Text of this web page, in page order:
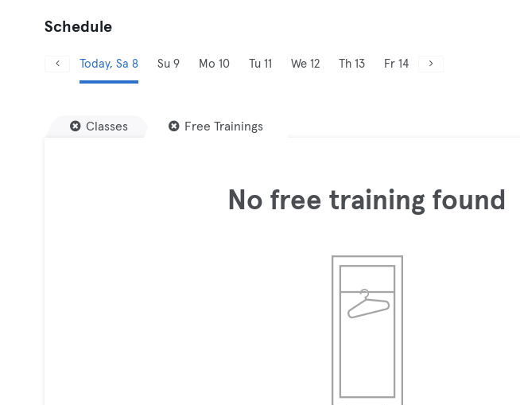
Schedule
Today, Sa 8 Su 9 Mo 10 Tu 11 We 12 Th 13 Fr 14
Classes Free Trainings
No free training found